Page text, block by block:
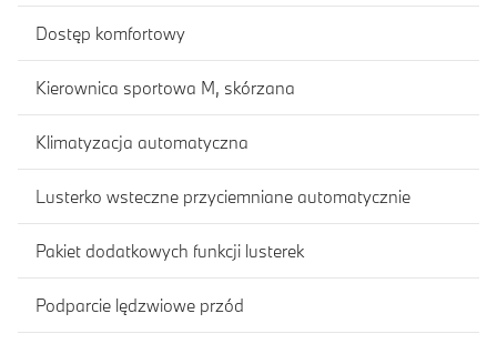
Dostęp komfortowy
Kierownica sportowa M, skórzana
Klimatyzacja automatyczna
Lusterko wsteczne przyciemniane automatycznie
Pakiet dodatkowych funkcji lusterek
Podparcie lędzwiowe przód